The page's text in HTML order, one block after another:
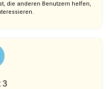
die anderen Benutzern helfen,
3